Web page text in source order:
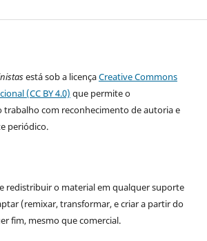
está sob a licençaCreative Commons
(CC BY 4.0) que permite o
com reconhecimento de autoria e
periódico.
redistribuir o material em qualquer suporte
(remixar, transformar, e criar a partir do
fim, mesmo que comercial.